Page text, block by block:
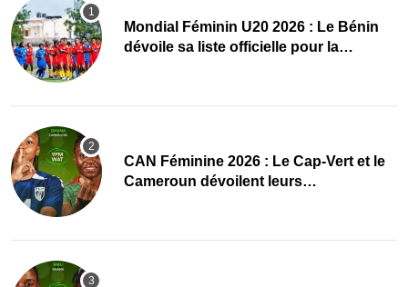
Mondial Féminin U20 2026 : Le Bénin
dévoile sa liste officielle pour la
CAN Féminine 2026 : Le Cap-Vert et le
Cameroun dévoilent leurs